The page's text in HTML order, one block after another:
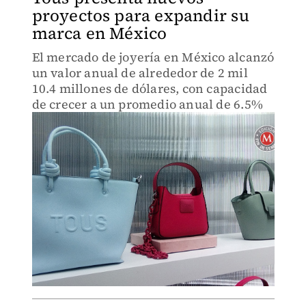
proyectos para expandir su
marca en México
El mercado de joyería en México alcanzó
un valor anual de alrededor de 2 mil
10.4 millones de dólares, con capacidad
de crecer a un promedio anual de 6.5%